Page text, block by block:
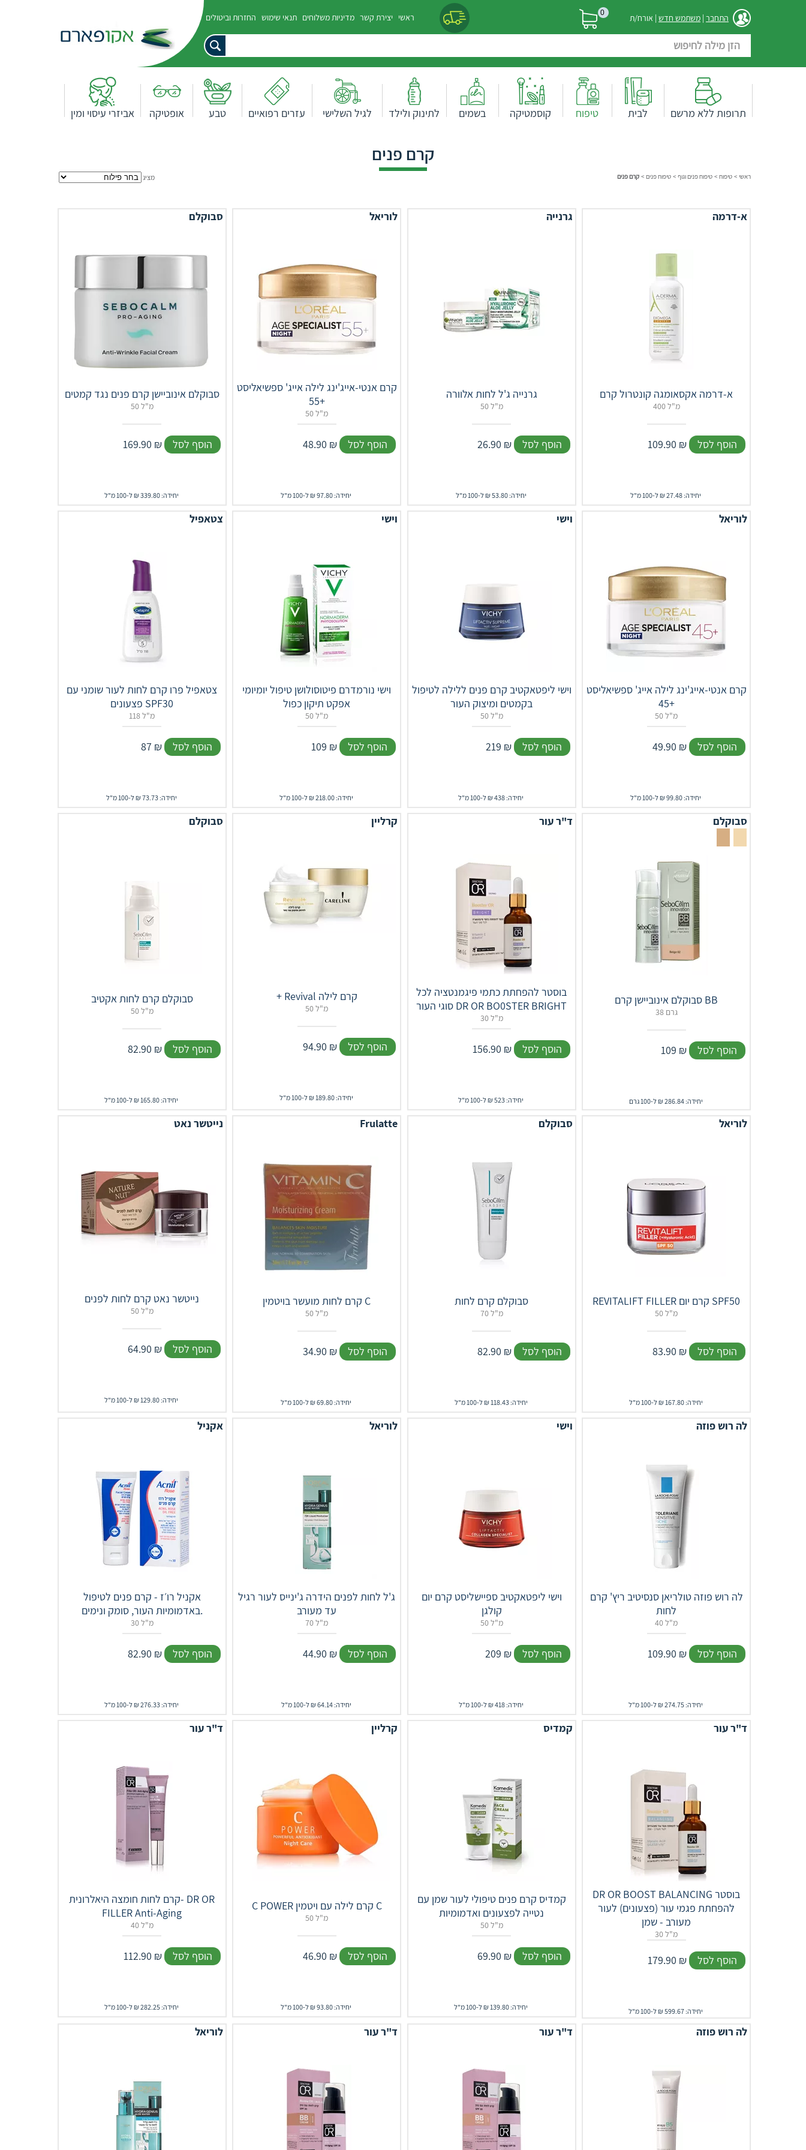
התחבר | משתמש חדש | אורח/ת 0 ראשי יצירת קשר מדיניות משלוחים תנאי שימוש החזרות וביטולים
תרופות ללא מרשם לבית טיפוח קוסמטיקה בשמים לתינוק ולילד לגיל השלישי עזרים רפואיים טבע אופטיקה אביזרי עיסוי ומין
קרם פנים
ראשי > טיפוח > טיפוח פנים וגוף > טיפוח פנים > קרם פנים מציג
א-דרמה
א-דרמה אקסאומגה קונטרול קרם
400 מ"ל
109.90 ₪ הוסף לסל
יחידה: 27.48 ₪ ל-100 מ"ל
גרנייה
גרנייה ג'ל לחות אלוורה
50 מ"ל
26.90 ₪ הוסף לסל
יחידה: 53.80 ₪ ל-100 מ"ל
לוריאל
קרם אנטי-אייג'ינג לילה אייג' ספשיאליסט
+55
50 מ"ל
48.90 ₪ הוסף לסל
יחידה: 97.80 ₪ ל-100 מ"ל
סבוקלם
סבוקלם אינוביישן קרם פנים נגד קמטים
50 מ"ל
169.90 ₪ הוסף לסל
יחידה: 339.80 ₪ ל-100 מ"ל
לוריאל
קרם אנטי-אייג'ינג לילה אייג' ספשיאליסט
+45
50 מ"ל
49.90 ₪ הוסף לסל
יחידה: 99.80 ₪ ל-100 מ"ל
וישי
וישי ליפטאקטיב קרם פנים ללילה לטיפול
בקמטים ומיצוק העור
50 מ"ל
219 ₪ הוסף לסל
יחידה: 438 ₪ ל-100 מ"ל
וישי
וישי נורמדרם פיטוסולושן טיפול יומיומי
אפקט תיקון כפול
50 מ"ל
109 ₪ הוסף לסל
יחידה: 218.00 ₪ ל-100 מ"ל
צטאפיל
צטאפיל פרו קרם לחות לעור שומני עם
פצעונים SPF30
118 מ"ל
87 ₪ הוסף לסל
יחידה: 73.73 ₪ ל-100 מ"ל
סבוקלם
סבוקלם אינוביישן קרם BB
38 גרם
109 ₪ הוסף לסל
יחידה: 286.84 ₪ ל-100 גרם
ד"ר עור
בוסטר להפחתת כתמי פיגמנטציה לכל
סוגי העור DR OR BO0STER BRIGHT
30 מ"ל
156.90 ₪ הוסף לסל
יחידה: 523 ₪ ל-100 מ"ל
קרליין
+ Revival קרם לילה
50 מ"ל
94.90 ₪ הוסף לסל
יחידה: 189.80 ₪ ל-100 מ"ל
סבוקלם
סבוקלם קרם לחות אקטיב
50 מ"ל
82.90 ₪ הוסף לסל
יחידה: 165.80 ₪ ל-100 מ"ל
לוריאל
REVITALIFT FILLER קרם יום SPF50
50 מ"ל
83.90 ₪ הוסף לסל
יחידה: 167.80 ₪ ל-100 מ"ל
סבוקלם
סבוקלם קרם לחות
70 מ"ל
82.90 ₪ הוסף לסל
יחידה: 118.43 ₪ ל-100 מ"ל
Frulatte
קרם לחות מועשר בויטמין C
50 מ"ל
34.90 ₪ הוסף לסל
יחידה: 69.80 ₪ ל-100 מ"ל
נייטשר נאט
נייטשר נאט קרם לחות לפנים
50 מ"ל
64.90 ₪ הוסף לסל
יחידה: 129.80 ₪ ל-100 מ"ל
לה רוש פוזה
לה רוש פוזה טולריאן סנסיטיב ריץ' קרם
לחות
40 מ"ל
109.90 ₪ הוסף לסל
יחידה: 274.75 ₪ ל-100 מ"ל
וישי
וישי ליפטאקטיב ספיישליסט קרם יום
קולגן
50 מ"ל
209 ₪ הוסף לסל
יחידה: 418 ₪ ל-100 מ"ל
לוריאל
ג'ל לחות לפנים הידרה ג'ינייס לעור רגיל
עד מעורב
70 מ"ל
44.90 ₪ הוסף לסל
יחידה: 64.14 ₪ ל-100 מ"ל
אקניל
אקניל רו׳ז - קרם פנים לטיפול
באדמומיות העור, סומק ונימים.
30 מ"ל
82.90 ₪ הוסף לסל
יחידה: 276.33 ₪ ל-100 מ"ל
ד"ר עור
DR‎ ‎OR‎ ‎BOOST‎ ‎BALANCING בוסטר
להפחתת פגמי עור (פצעונים) לעור
מעורב - שמן
30 מ"ל
179.90 ₪ הוסף לסל
יחידה: 599.67 ₪ ל-100 מ"ל
קמדיס
קמדיס קרם פנים טיפולי לעור שמן עם
נטייה לפצעונים ואדמומיות
50 מ"ל
69.90 ₪ הוסף לסל
יחידה: 139.80 ₪ ל-100 מ"ל
קרליין
C POWER קרם לילה עם ויטמין C
50 מ"ל
46.90 ₪ הוסף לסל
יחידה: 93.80 ₪ ל-100 מ"ל
ד"ר עור
קרם לחות חומצה היאלרונית- DR OR
FILLER Anti-Aging
40 מ"ל
112.90 ₪ הוסף לסל
יחידה: 282.25 ₪ ל-100 מ"ל
לה רוש פוזה ד"ר עור ד"ר עור לוריאל